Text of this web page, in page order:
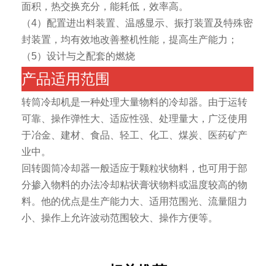
面积，热交换充分，能耗低，效率高。
（4）配置进出料装置、温感显示、振打装置及特殊密
封装置，均有效地改善整机性能，提高生产能力；
（5）设计与之配套的燃烧
产品适用范围
转筒冷却机是一种处理大量物料的冷却器。由于运转
可靠、操作弹性大、适应性强、处理量大，广泛使用
于冶金、建材、食品、轻工、化工、煤炭、医药矿产
业中。
回转圆筒冷却器一般适应于颗粒状物料，也可用于部
分掺入物料的办法冷却粘状膏状物料或温度较高的物
料。他的优点是生产能力大、适用范围光、流量阻力
小、操作上允许波动范围较大、操作方便等。